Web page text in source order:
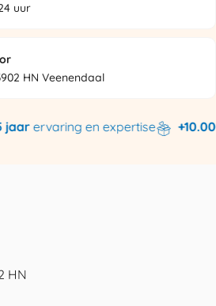
uur
HN Veenendaal
ervaring en expertise
HN